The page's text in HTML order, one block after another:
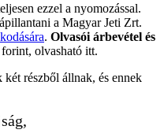
ezzel a nyomozással.
a Magyar Jeti Zrt.
. Olvasói árbevétel és
olvasható itt.
részből állnak, és ennek